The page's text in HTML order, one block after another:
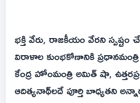
భక్తి వేరు, రాజకీయం వేరని స్పష్టం
విరాళాల కుంభకోణానికి
కేంద్ర హోంమంత్రి అమిత్ షా,
ఆదిత్యనాథ్‌లదే పూర్తి బాధ్యతని